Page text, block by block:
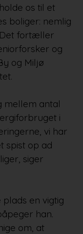
os til et
boliger: nemlig
fortæller
og
og Miljø
antal
i
vi har
spist op ad
siger
en vigtig
han.
om, at